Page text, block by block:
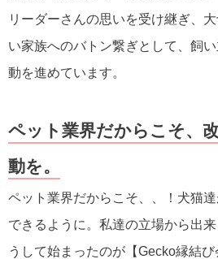
リーダーさんの思いを受け継ぎ、
い家族へのバトン繋ぎとして、飼
動を進めています。
ペット業界だからこそ、
動を。
ペット業界だからこそ、、！犬猫
できるように。私達の立場から出
うして始まったのが【Gecko縁結び